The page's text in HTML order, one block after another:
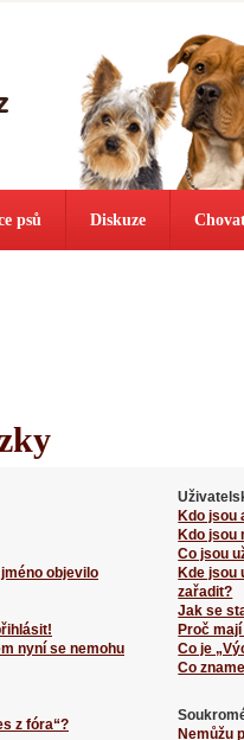
psů Diskuze
objevilo
nyní se nemohu
z fóra“?
Kdo jsou
Kdo jsou
Co jsou
Kde jsou
zařadit?
Jak se
Proč
Co je
Co
Nemůžu